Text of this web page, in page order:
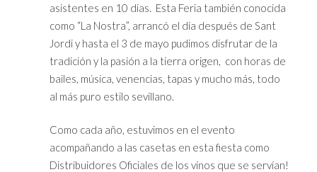
asistentes en 10 dias. Esta Feria también conocida
como “La Nostra”, arrancó el día después de Sant
Jordi y hasta el 3 de mayo pudimos disfrutar de la
tradición y la pasión a la tierra origen, con horas de
bailes, música, venencias, tapas y mucho más, todo
al más puro estilo sevillano.
Como cada año, estuvimos en el evento
acompañando a las casetas en esta fiesta como
Distribuidores Oficiales de los vinos que se servían!